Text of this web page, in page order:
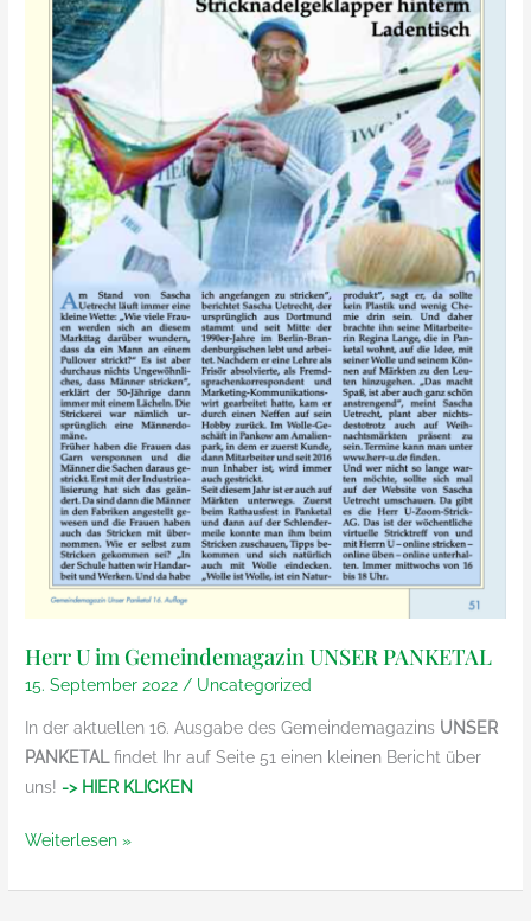
Limited
Edition
Herr U im Gemeindemagazin UNSER PANKETAL
15. September 2022 / Uncategorized
In der aktuellen 16. Ausgabe des Gemeindemagazins UNSER
PANKETALfindet Ihr auf Seite 51 einen kleinen Bericht über
uns!-> HIER KLICKEN
Herr
Weiterlesen »